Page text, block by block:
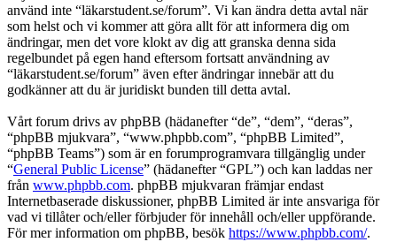
använd inte “läkarstudent.se/forum”. Vi kan ändra detta avtal när
som helst och vi kommer att göra allt för att informera dig om
ändringar, men det vore klokt av dig att granska denna sida
regelbundet på egen hand eftersom fortsatt användning av
“läkarstudent.se/forum” även efter ändringar innebär att du
godkänner att du är juridiskt bunden till detta avtal.
Vårt forum drivs av phpBB (hädanefter “de”, “dem”, “deras”,
“phpBB mjukvara”, “www.phpbb.com”, “phpBB Limited”,
“phpBB Teams”) som är en forumprogramvara tillgänglig under
“General Public License” (hädanefter “GPL”) och kan laddas ner
från www.phpbb.com. phpBB mjukvaran främjar endast
Internetbaserade diskussioner, phpBB Limited är inte ansvariga för
vad vi tillåter och/eller förbjuder för innehåll och/eller uppförande.
För mer information om phpBB, besök https://www.phpbb.com/.